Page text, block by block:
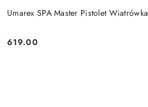
Umarex SPA Master Pistolet
Cena:
619.00